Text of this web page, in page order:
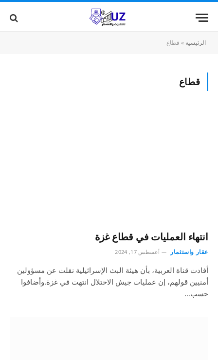
الرئيسية » قطاع
قطاع
انتهاء العمليات في قطاع غزة
عقار واستثمار أغسطس 17, 2024
أفادت قناة العربية، بأن هيئة البث الإسرائيلية نقلت عن مسؤولين
أمنيين قولهم، إن عمليات جيش الاحتلال انتهت في غزة.وأضافوا
حسب…